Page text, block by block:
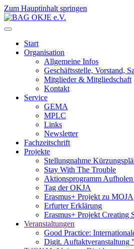
Zum Hauptinhalt springen
Start
Organisation
Allgemeine Infos
Geschäftsstelle, Vorstand,
Mitglieder & Mitgliedschaft
Kontakt
Service
GEMA
MPLC
Links
Newsletter
Fachzeitschrift
Projekte
Stellungnahme
Stay With The Trouble
Aktionsprogramm
Tag der OKJA
Erasmus+ Projekt zu MOJA
Erfurter Erklärung
Erasmus+ Projekt Creating
Veranstaltungen
Good Practice:
Digit. Auftaktveranstaltung